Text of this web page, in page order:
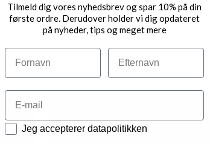
VARER FRA
Tilmeld dig vores nyhedsbrev og spar 10% på din
første ordre. Derudover holder vi dig opdateret
på nyheder, tips og meget mere
Navn Efternavn
Email
Datapolitik
Jeg accepterer datapolitikken